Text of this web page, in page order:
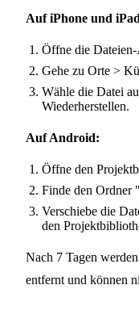
Auf iPhone und
Öffne die
Gehe zu Orte >
Wähle die Datei
Wiederherstellen.
Auf Android:
Öffne den
Finde den Ordner
Verschiebe die
den
Nach 7 Tagen
entfernt und können